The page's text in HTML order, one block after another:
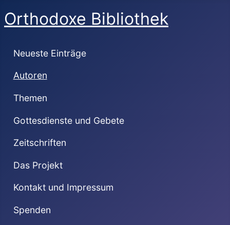
Orthodoxe Bibliothek
Neueste Einträge
Autoren
Themen
Gottesdienste und Gebete
Zeitschriften
Das Projekt
Kontakt und Impressum
Spenden